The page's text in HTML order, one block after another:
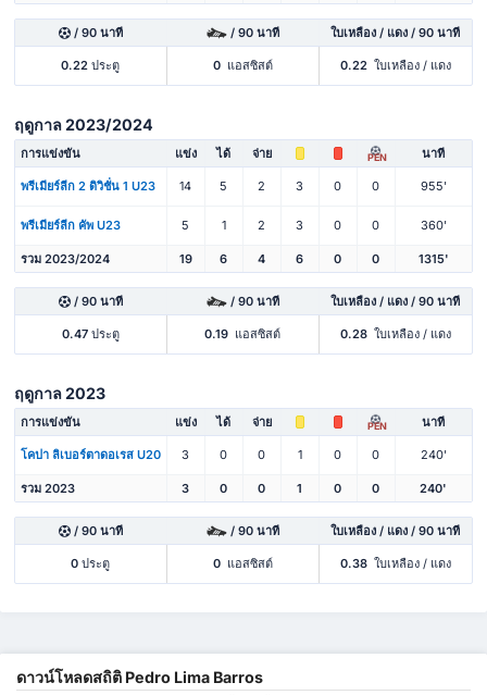
/ 90 นาที / 90 นาที ใบเหลือง / แดง / 90 นาที
0.22 ประตู 0 แอสซิสต์ 0.22 ใบเหลือง / แดง
ฤดูกาล 2023/2024
การแข่งขัน แข่ง ได้ จ่าย PEN นาที
พรีเมียร์ลีก 2 ดิวิชั่น 1 U23 14 5 2 3 0 0 955'
พรีเมียร์ลีก คัพ U23 5 1 2 3 0 0 360'
รวม 2023/2024 19 6 4 6 0 0 1315'
/ 90 นาที / 90 นาที ใบเหลือง / แดง / 90 นาที
0.47ประตู 0.19 แอสซิสต์ 0.28 ใบเหลือง / แดง
ฤดูกาล 2023
การแข่งขัน แข่ง ได้ จ่าย PEN นาที
โคปา ลิเบอร์ตาดอเรส U20 3 0 0 1 0 0 240'
รวม 2023 3 0 0 1 0 0 240'
/ 90 นาที / 90 นาที ใบเหลือง / แดง / 90 นาที
0 ประตู 0 แอสซิสต์ 0.38 ใบเหลือง / แดง
ดาวน์โหลดสถิติ Pedro Lima Barros